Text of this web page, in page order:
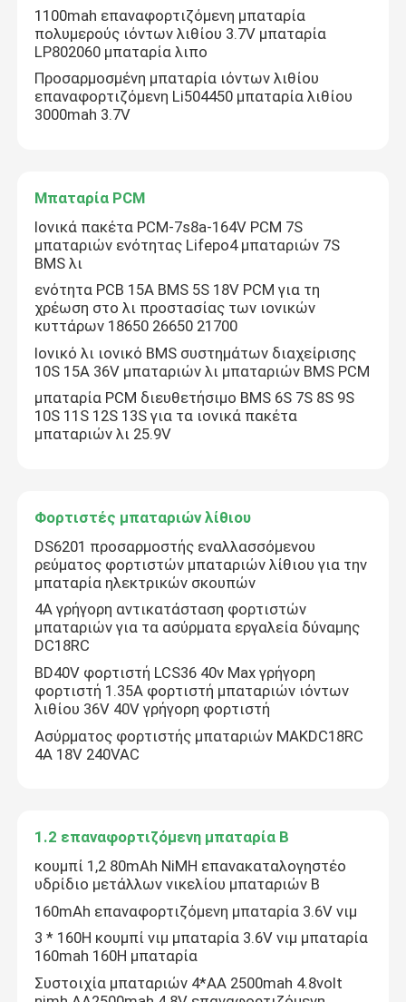
Σπίτι
Προϊόντα
Γύρος εργοστασίων
Ποιοτικός έλεγχος
Μας ελάτε σε επαφή με
Ειδήσεις
Thionyl λίθιου μπαταρία χλωριδίου
Μπαταρία διοξειδίου μαγγάνιου λίθιου
Εξαιρετικά λεπτή μπαταρία
Κύτταρο κουμπιών λίθιου
Λύσεις μπαταριών ιόντων λιθίου
Μπαταρία PCM
Φορτιστές μπαταριών λίθιου
1.2 επαναφορτιζόμενη μπαταρία Β
1100mah επαναφορτιζόμενη μπαταρία
πολυμερούς ιόντων λιθίου 3.7V μπαταρία
LP802060 μπαταρία λιπο
Προσαρμοσμένη μπαταρία ιόντων λιθίου
επαναφορτιζόμενη Li504450 μπαταρία λιθίου
3000mah 3.7V
Μπαταρία PCM
Ιονικά πακέτα PCM-7s8a-164V PCM 7S
μπαταριών ενότητας Lifepo4 μπαταριών 7S
BMS λι
ενότητα PCB 15A BMS 5S 18V PCM για τη
χρέωση στο λι προστασίας των ιονικών
κυττάρων 18650 26650 21700
Ιονικό λι ιονικό BMS συστημάτων διαχείρισης
10S 15A 36V μπαταριών λι μπαταριών BMS PCM
μπαταρία PCM διευθετήσιμο BMS 6S 7S 8S 9S
10S 11S 12S 13S για τα ιονικά πακέτα
μπαταριών λι 25.9V
Φορτιστές μπαταριών λίθιου
DS6201 προσαρμοστής εναλλασσόμενου
ρεύματος φορτιστών μπαταριών λίθιου για την
μπαταρία ηλεκτρικών σκουπών
4A γρήγορη αντικατάσταση φορτιστών
μπαταριών για τα ασύρματα εργαλεία δύναμης
DC18RC
BD40V φορτιστή LCS36 40v Max γρήγορη
φορτιστή 1.35A φορτιστή μπαταριών ιόντων
λιθίου 36V 40V γρήγορη φορτιστή
Ασύρματος φορτιστής μπαταριών MAKDC18RC
4A 18V 240VAC
1.2 επαναφορτιζόμενη μπαταρία Β
κουμπί 1,2 80mAh NiMH επανακαταλογηστέο
υδρίδιο μετάλλων νικελίου μπαταριών Β
160mAh επαναφορτιζόμενη μπαταρία 3.6V νιμ
3 * 160H κουμπί νιμ μπαταρία 3.6V νιμ μπαταρία
160mah 160H μπαταρία
Συστοιχία μπαταριών 4*AA 2500mah 4.8volt